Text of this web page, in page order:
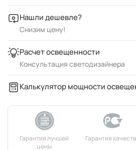
Нашли дешевле?
Снизим цену!
Расчет освещенности
Консультация светодизайнера
Калькулятор мощности